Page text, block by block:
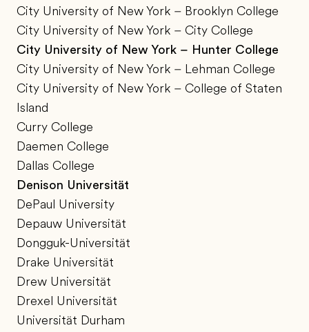
City University of New York – Brooklyn College
City University of New York – City College
City University of New York – Hunter College
City University of New York – Lehman College
City University of New York – College of Staten
Island
Curry College
Daemen College
Dallas College
Denison Universität
DePaul University
Depauw Universität
Dongguk-Universität
Drake Universität
Drew Universität
Drexel Universität
Universität Durham